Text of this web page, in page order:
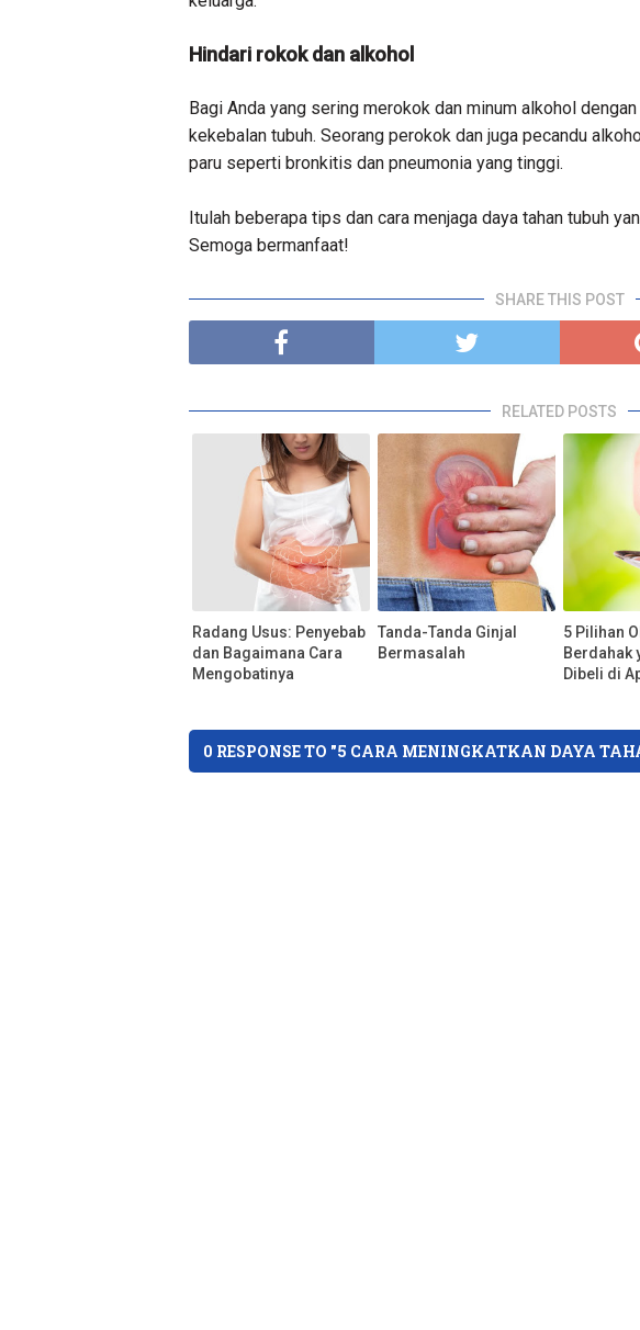
Hindari rokok dan alkohol
Bagi Anda yang sering merokok dan minum alkohol
kekebalan tubuh. Seorang perokok dan juga pecandu
paru seperti bronkitis dan pneumonia yang tinggi.
Itulah beberapa tips dan cara menjaga daya tahan tubuh
Semoga bermanfaat!
SHARE THIS POST
RELATED POSTS
Radang Usus: Penyebab
dan Bagaimana Cara
Mengobatinya
Tanda-Tanda Ginjal
Bermasalah
5 Pilihan
Berdahak
Dibeli di
0 RESPONSE TO "5 CARA MENINGKATKAN DAYA